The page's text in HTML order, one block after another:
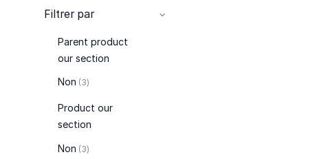
Filtrer par
Parent product
our section
Non 3articles
Product our
section
Non 3articles